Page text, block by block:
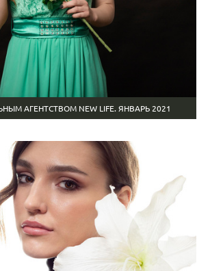
АГЕНТСТВОМ NEW LIFE. ЯНВАРЬ 2021